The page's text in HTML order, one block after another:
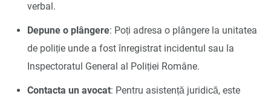
verbal.
Depune o plângere: Poți adresa o plângere la unitatea
de poliție unde a fost înregistrat incidentul sau la
Inspectoratul General al Poliției Române.
Contacta un avocat: Pentru asistență juridică, este